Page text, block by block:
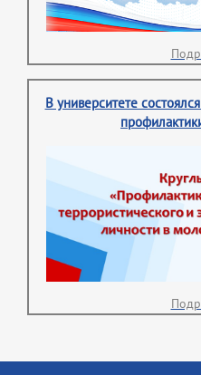
В университете